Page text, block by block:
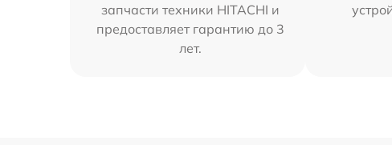
запчасти техники HITACHI и
предоставляет гарантию до 3
лет.